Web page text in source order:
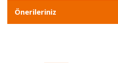
Önerileriniz